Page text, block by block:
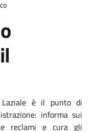
Laziale è il punto di
informa sui
e reclami e cura gli